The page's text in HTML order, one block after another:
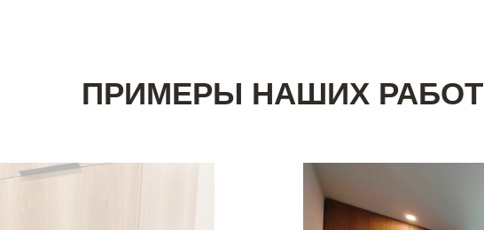
ПРИМЕРЫ НАШИХ РАБОТ